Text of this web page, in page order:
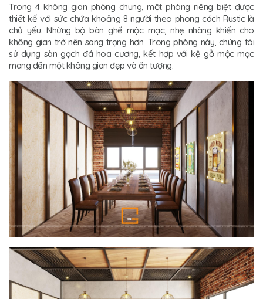
Trong 4 không gian phòng chung, một phòng riêng biệt được
thiết kế với sức chứa khoảng 8 người theo phong cách Rustic là
chủ yếu. Những bộ bàn ghế mộc mạc, nhẹ nhàng khiến cho
không gian trở nên sang trọng hơn. Trong phòng này, chúng tôi
sử dụng sàn gạch đá hoa cương, kết hợp với kệ gỗ mộc mạc
mang đến một không gian đẹp và ấn tượng.